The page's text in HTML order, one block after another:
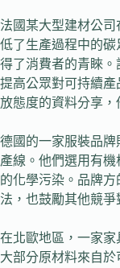
法國某大型建材公
低了生產過程中的
得了消費者的青睞
提高公眾對可持續
放態度的資料分享，
德國的一家服裝品
產線。他們選用有
的化學污染。品牌
法，也鼓勵其他競
在北歐地區，一家
大部分原材料來自